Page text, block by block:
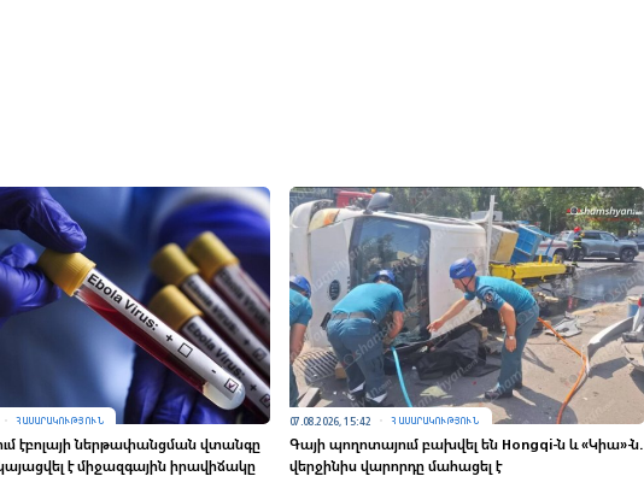
ՀԱՍԱՐԱԿՈՒԹՅՈՒՆ
էբոլայի ներթափանցման վտանգը
է միջազգային իրավիճակը
07.08.2026, 15:42 ՀԱՍԱՐԱԿՈՒԹՅՈՒՆ
Գայի պողոտայում բախվել են Hongqi-ն և «Կիա»-ն.
վերջինիս վարորդը մահացել է